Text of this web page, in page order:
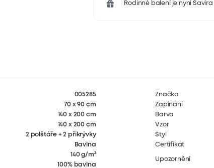
Rodinné balení je nyní Savira
005285
70 x 90 cm
140 x 200 cm
140 x 200 cm
2 polštáře + 2 přikrývky
Bavlna
140 g/m²
100% bavlna
Značka
Zapínání
Barva
Vzor
Styl
Certifikát
Upozornění